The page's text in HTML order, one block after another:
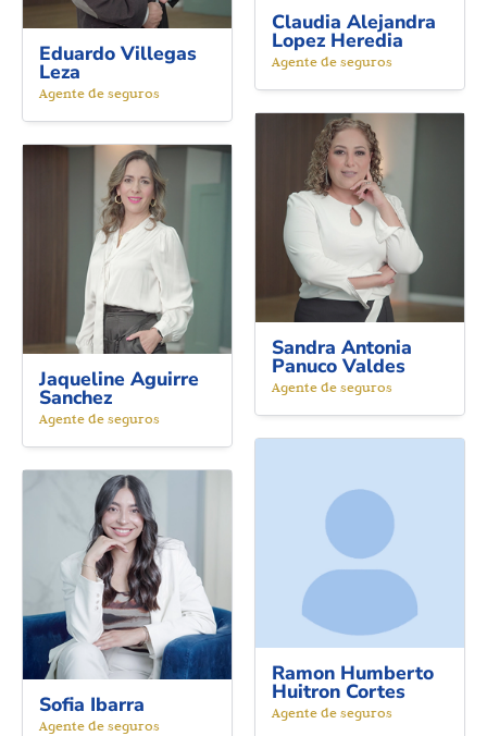
Claudia Alejandra
Lopez Heredia
Agente de seguros
Eduardo Villegas
Leza
Agente de seguros
Sandra Antonia
Panuco Valdes
Agente de seguros
Jaqueline Aguirre
Sanchez
Agente de seguros
Ramon Humberto
Huitron Cortes
Agente de seguros
Sofia Ibarra
Agente de seguros